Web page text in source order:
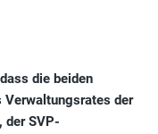
die beiden
der
der SVP-